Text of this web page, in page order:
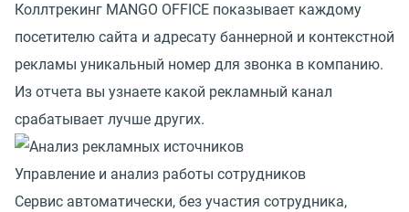
Коллтрекинг MANGO OFFICE показывает каждому
посетителю сайта и адресату баннерной и контекстной
рекламы уникальный номер для звонка в компанию.
Из отчета вы узнаете какой рекламный канал
срабатывает лучше других.
Управление и анализ работы сотрудников
Сервис автоматически, без участия сотрудника,